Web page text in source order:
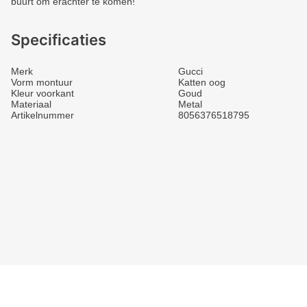
Specificaties
Merk
Gucci
Vorm montuur
Katten oog
Kleur voorkant
Goud
Materiaal
Metal
Artikelnummer
8056376518795